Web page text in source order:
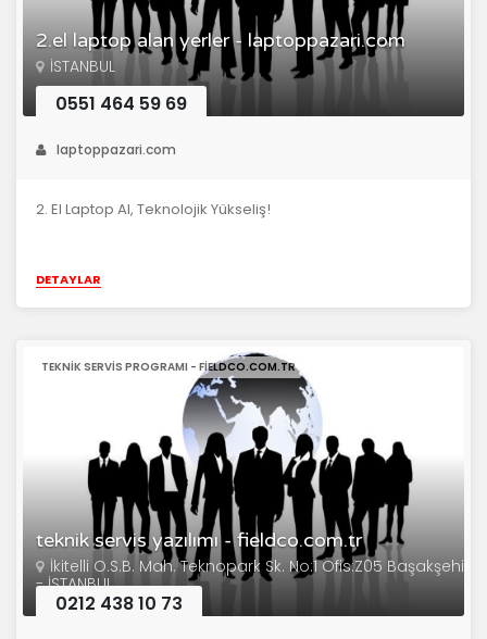
2.el laptop alan yerler - laptoppazari.com
İSTANBUL
0551 464 59 69
laptoppazari.com
2. El Laptop Al, Teknolojik Yükseliş!
DETAYLAR
teknik servis yazılımı - fieldco.com.tr
TEKNIK SERVIS PROGRAMI - FIELDCO.COM.TR
İkitelli O.S.B. Mah. Teknopark Sk. No:1 Ofis:Z05 Başakşehir
- İSTANBUL
0212 438 10 73